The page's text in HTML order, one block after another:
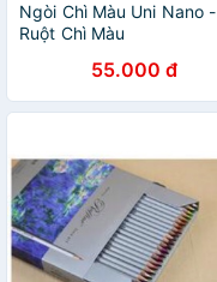
Ngòi Chì Màu Uni Nano -
Ruột Chì Màu
55.000 đ